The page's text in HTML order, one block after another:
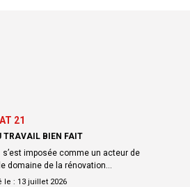
21
TRAVAIL BIEN FAIT
s’est imposée comme un acteur de
domaine de la rénovation…
le : 13 juillet 2026